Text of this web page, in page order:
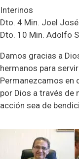
Interinos
Dto. 4 Min. Joel
Dto. 10 Min. Adolfo
Damos gracias a
hermanos para
Permanezcamos en
por Dios a través de
acción sea de